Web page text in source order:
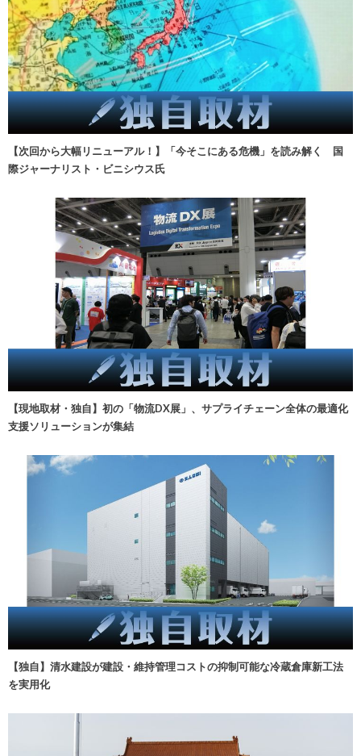
【次回から大幅リニューアル！】「今そこにある危機」を読み解く 国
際ジャーナリスト・ビニシウス氏
【現地取材・独自】初の「物流DX展」、サプライチェーン全体の最適化
支援ソリューションが集結
【独自】清水建設が建設・維持管理コストの抑制可能な冷蔵倉庫新工法
を実用化